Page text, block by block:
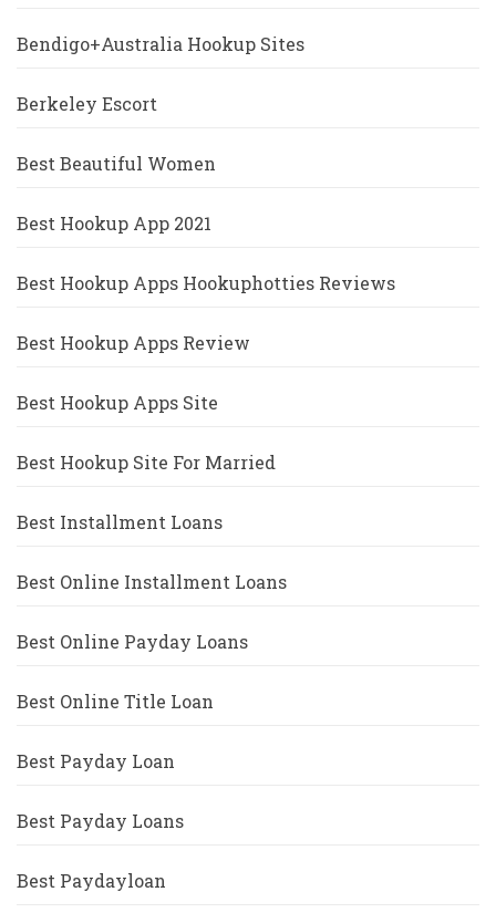
Bendigo+Australia Hookup Sites
Berkeley Escort
Best Beautiful Women
Best Hookup App 2021
Best Hookup Apps Hookuphotties Reviews
Best Hookup Apps Review
Best Hookup Apps Site
Best Hookup Site For Married
Best Installment Loans
Best Online Installment Loans
Best Online Payday Loans
Best Online Title Loan
Best Payday Loan
Best Payday Loans
Best Paydayloan